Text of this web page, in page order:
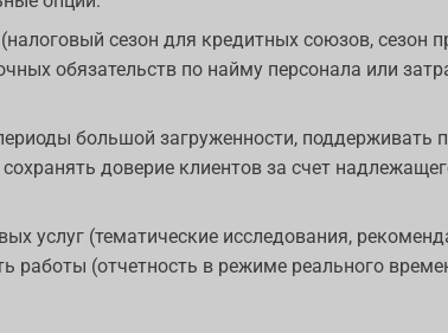
сезон для кредитных союзов, сезон
обязательств по найму персонала или
большой загруженности, поддерживать
доверие клиентов за счет
услуг (тематические исследования,
работы (отчетность в режиме реального